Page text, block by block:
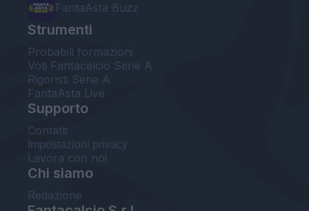
FantaAsta Buzz
Strumenti
Probabili formazioni
Voti Fantacalcio Serie A
Rigoristi Serie A
FantaAsta Live
Supporto
Contatti
Impostazioni privacy
Lavora con noi
Chi siamo
Redazione